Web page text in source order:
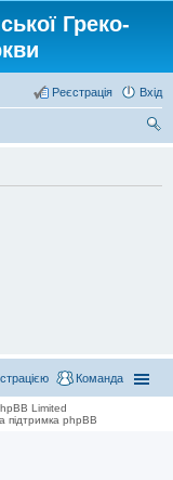
Греко-
Вхід
Реєстрація
Команда
Limited
підтримка phpBB